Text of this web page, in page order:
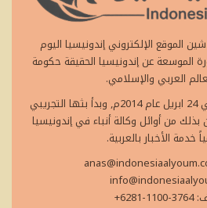
الموقع الإلكتروني إندونيسيا اليوم
الموسعة عن إندونيسيا الحقيقة حكومة
العربي والإسلامي.
وتأسس إندونيسيا اليوم في 24 ابريل عام 2014م, وبدأ بثها التجريبي
2014م, لتكون بذلك من أوائل وكالة أنباء في إندونيسيا
خدمة الأخبار بالعربية.
6281+